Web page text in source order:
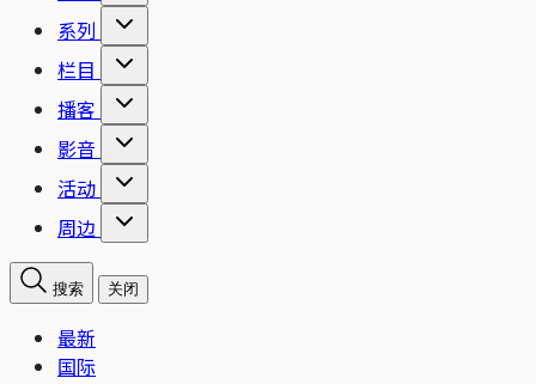
系列
栏目
播客
影音
活动
周边
搜索 关闭
最新
国际